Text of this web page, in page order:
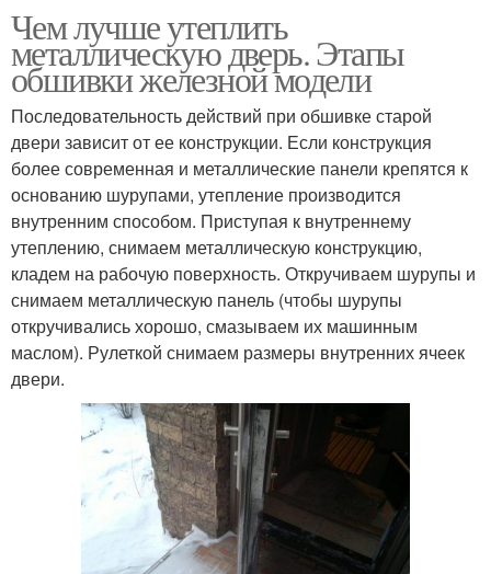
Чем лучше утеплить
металлическую дверь. Этапы
обшивки железной модели
Последовательность действий при обшивке старой
двери зависит от ее конструкции. Если конструкция
более современная и металлические панели крепятся к
основанию шурупами, утепление производится
внутренним способом. Приступая к внутреннему
утеплению, снимаем металлическую конструкцию,
кладем на рабочую поверхность. Откручиваем шурупы и
снимаем металлическую панель (чтобы шурупы
откручивались хорошо, смазываем их машинным
маслом). Рулеткой снимаем размеры внутренних ячеек
двери.